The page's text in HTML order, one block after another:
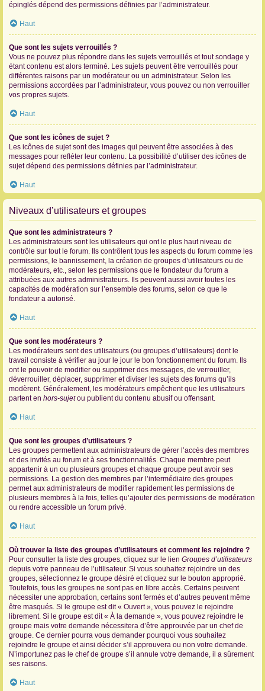
épinglés dépend des permissions définies par l’administrateur.
Haut
Que sont les sujets verrouillés ?
Vous ne pouvez plus répondre dans les sujets verrouillés et tout sondage y
étant contenu est alors terminé. Les sujets peuvent être verrouillés pour
différentes raisons par un modérateur ou un administrateur. Selon les
permissions accordées par l’administrateur, vous pouvez ou non verrouiller
vos propres sujets.
Haut
Que sont les icônes de sujet ?
Les icônes de sujet sont des images qui peuvent être associées à des
messages pour refléter leur contenu. La possibilité d’utiliser des icônes de
sujet dépend des permissions définies par l’administrateur.
Haut
Niveaux d’utilisateurs et groupes
Que sont les administrateurs ?
Les administrateurs sont les utilisateurs qui ont le plus haut niveau de
contrôle sur tout le forum. Ils contrôlent tous les aspects du forum comme les
permissions, le bannissement, la création de groupes d’utilisateurs ou de
modérateurs, etc., selon les permissions que le fondateur du forum a
attribuées aux autres administrateurs. Ils peuvent aussi avoir toutes les
capacités de modération sur l’ensemble des forums, selon ce que le
fondateur a autorisé.
Haut
Que sont les modérateurs ?
Les modérateurs sont des utilisateurs (ou groupes d’utilisateurs) dont le
travail consiste à vérifier au jour le jour le bon fonctionnement du forum. Ils
ont le pouvoir de modifier ou supprimer des messages, de verrouiller,
déverrouiller, déplacer, supprimer et diviser les sujets des forums qu’ils
modèrent. Généralement, les modérateurs empêchent que les utilisateurs
partent en hors-sujetou publient du contenu abusif ou offensant.
Haut
Que sont les groupes d’utilisateurs ?
Les groupes permettent aux administrateurs de gérer l’accès des membres
et des invités au forum et à ses fonctionnalités. Chaque membre peut
appartenir à un ou plusieurs groupes et chaque groupe peut avoir ses
permissions. La gestion des membres par l’intermédiaire des groupes
permet aux administrateurs de modifier rapidement les permissions de
plusieurs membres à la fois, telles qu’ajouter des permissions de modération
ou rendre accessible un forum privé.
Haut
Où trouver la liste des groupes d’utilisateurs et comment les rejoindre ?
Pour consulter la liste des groupes, cliquez sur le lien Groupes d’utilisateurs
depuis votre panneau de l’utilisateur. Si vous souhaitez rejoindre un des
groupes, sélectionnez le groupe désiré et cliquez sur le bouton approprié.
Toutefois, tous les groupes ne sont pas en libre accès. Certains peuvent
nécessiter une approbation, certains sont fermés et d’autres peuvent même
être masqués. Si le groupe est dit « Ouvert », vous pouvez le rejoindre
librement. Si le groupe est dit « À la demande », vous pouvez rejoindre le
groupe mais votre demande nécessitera d’être approuvée par un chef de
groupe. Ce dernier pourra vous demander pourquoi vous souhaitez
rejoindre le groupe et ainsi décider s’il approuvera ou non votre demande.
N’importunez pas le chef de groupe s’il annule votre demande, il a sûrement
ses raisons.
Haut